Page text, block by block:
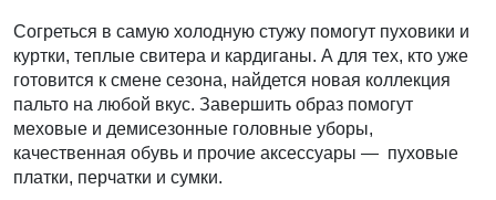
Согреться в самую холодную стужу помогут пуховики и
куртки, теплые свитера и кардиганы. А для тех, кто уже
готовится к смене сезона, найдется новая коллекция
пальто на любой вкус. Завершить образ помогут
меховые и демисезонные головные уборы,
качественная обувь и прочие аксессуары — пуховые
платки, перчатки и сумки.